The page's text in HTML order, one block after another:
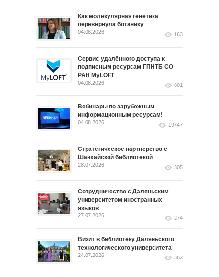
Как молекулярная генетика
перевернула ботанику
04.08.2026 163
Сервис удалённого доступа к
подписным ресурсам ГПНТБ СО
РАН MyLOFT
04.08.2026 801
Вебинары по зарубежным
информационным ресурсам!
04.08.2026 19747
Стратегическое партнерство с
Шанхайской библиотекой
28.07.2026 305
Сотрудничество с Даляньским
университетом иностранных
языков
27.07.2026 274
Визит в библиотеку Даляньского
технологического университета
24.07.2026 382